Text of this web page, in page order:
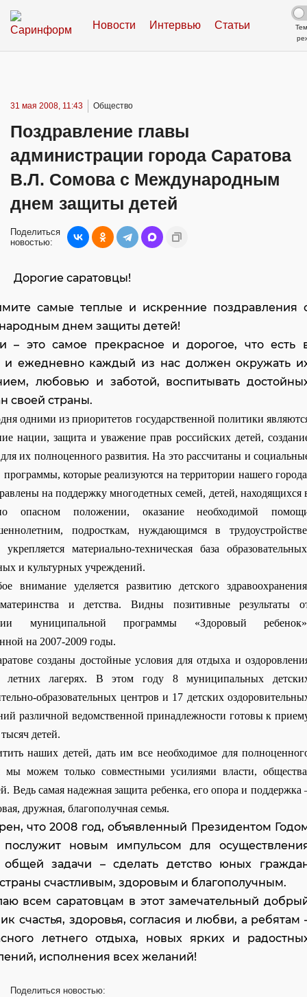
Новости Интервью Статьи
31 мая 2008, 11:43 Общество
Поздравление главы
администрации города Саратова
В.Л. Сомова с Международным
днем защиты детей
Поделиться
новостью:
Дорогие саратовцы!
самые теплые и искренние поздравления
днем защиты детей!
– это самое прекрасное и дорогое, что есть
и ежедневно каждый из нас должен окружать
любовью и заботой, воспитывать
своей страны.
одними из приоритетов государственной политики
нации, защита и уважение прав российских детей,
их полноценного развития. На это рассчитаны и
программы, которые реализуются на территории нашего
на поддержку многодетных семей, детей, находящихся
опасном положении, оказание необходимой
подросткам, нуждающимся в
материально-техническая база
и культурных учреждений.
внимание уделяется развитию детского
и детства. Видны позитивные результаты
муниципальной программы «Здоровый
на 2007-2009 годы.
созданы достойные условия для отдыха и
летних лагерях. В этом году 8 муниципальных
образовательных центров и 17 детских
различной ведомственной принадлежности готовы к
детей.
наших детей, дать им все необходимое для
мы можем только совместными усилиями власти,
Ведь самая надежная защита ребенка, его опора и поддержка
дружная, благополучная семья.
что 2008 год, объявленный Президентом
послужит новым импульсом для
задачи – сделать детство юных
счастливым, здоровым и благополучным.
всем саратовцам в этот замечательный
счастья, здоровья, согласия и любви, а ребятам
летнего отдыха, новых ярких и
исполнения всех желаний!
Поделиться новостью: